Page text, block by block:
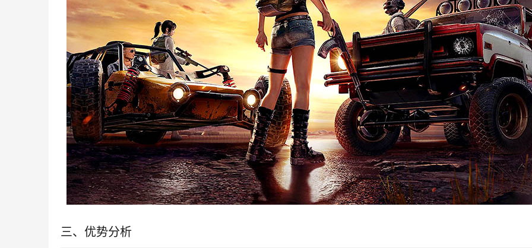
三、优势分析